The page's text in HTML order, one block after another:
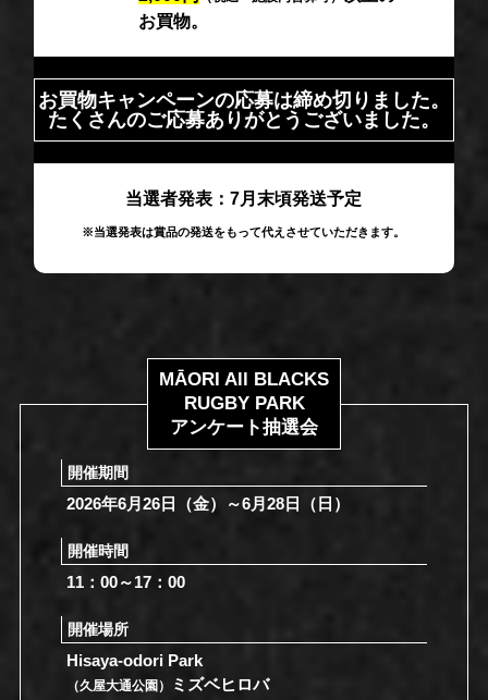
お買物。
お買物キャンペーンの応募は締め切りました。
たくさんのご応募ありがとうございました。
当選者発表：7月末頃発送予定
※当選発表は賞品の発送をもって代えさせていただきます。
MĀORI All BLACKS
RUGBY PARK
アンケート抽選会
開催期間
2026年6月26日（金）～6月28日（日）
開催時間
11：00～17：00
開催場所
Hisaya-odori Park
（久屋大通公園） ミズベヒロバ